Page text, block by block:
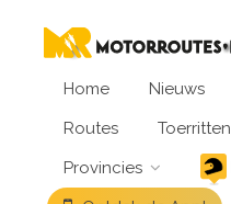
Home
Nieuws
Routes
Toerritten
Provincies